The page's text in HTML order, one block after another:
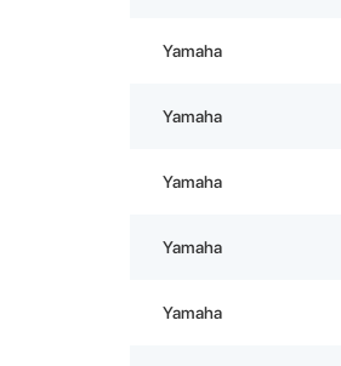
Yamaha
Yamaha
Yamaha
Yamaha
Yamaha